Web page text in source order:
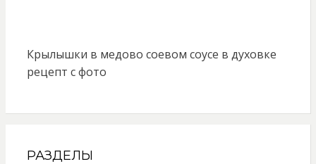
Крылышки в медово соевом соусе в духовке
рецепт с фото
РАЗДЕЛЫ